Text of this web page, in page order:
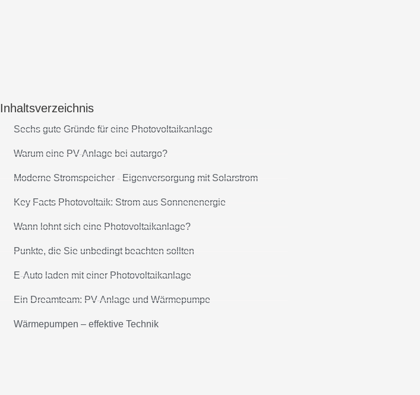
Inhaltsverzeichnis
Sechs gute Gründe für eine Photovoltaikanlage
Warum eine PV-Anlage bei autargo?
Moderne Stromspeicher - Eigenversorgung mit Solarstrom
Key Facts Photovoltaik: Strom aus Sonnenenergie
Wann lohnt sich eine Photovoltaikanlage?
Punkte, die Sie unbedingt beachten sollten
E-Auto laden mit einer Photovoltaikanlage
Ein Dreamteam: PV-Anlage und Wärmepumpe
Wärmepumpen – effektive Technik